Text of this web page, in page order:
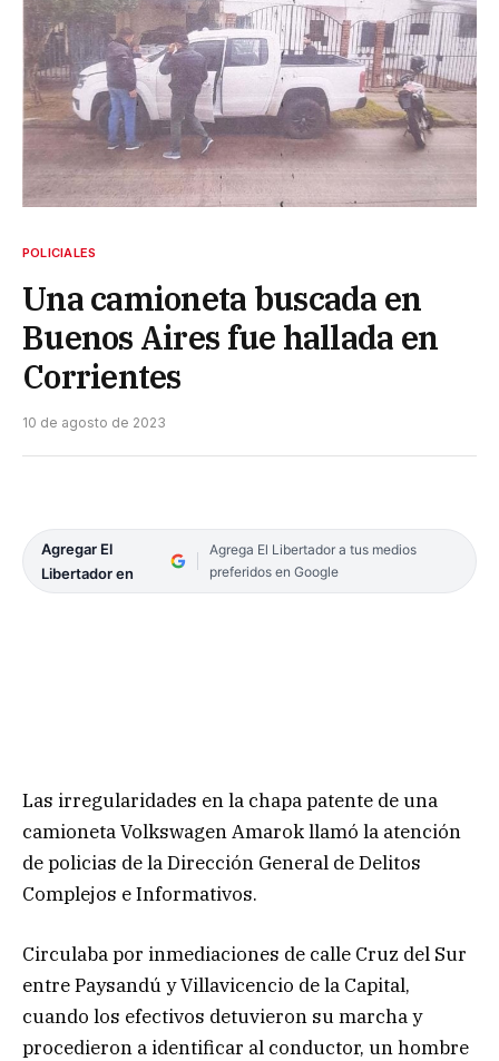
POLICIALES
Una camioneta buscada en
Buenos Aires fue hallada en
Corrientes
10 de agosto de 2023
Agregar El
Libertador en
Agrega El Libertador a tus medios
preferidos en Google
Las irregularidades en la chapa patente de una
camioneta Volkswagen Amarok llamó la atención
de policias de la Dirección General de Delitos
Complejos e Informativos.
Circulaba por inmediaciones de calle Cruz del Sur
entre Paysandú y Villavicencio de la Capital,
cuando los efectivos detuvieron su marcha y
procedieron a identificar al conductor, un hombre